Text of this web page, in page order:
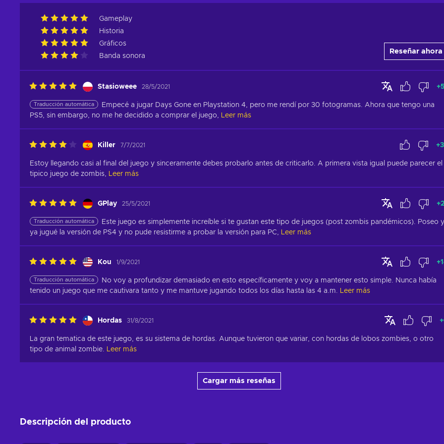
Gameplay
Historia
Gráficos
Banda sonora
Reseñar ahora
Stasioweee 28/5/2021 +
Traducción automática
Empecé a jugar Days Gone en Playstation 4, pero me rendí por 30 fotogramas. Ahora que tengo una
PS5, sin embargo, no me he decidido a comprar el juego, Leer más
Killer 7/7/2021 +
Estoy llegando casi al final del juego y sinceramente debes probarlo antes de criticarlo. A primera vista igual puede parecer el
tipico juego de zombis, Leer más
GPlay 25/5/2021 +
Traducción automática
Este juego es simplemente increíble si te gustan este tipo de juegos (post zombis pandémicos). Poseo y
ya jugué la versión de PS4 y no pude resistirme a probar la versión para PC, Leer más
Kou 1/9/2021 +
Traducción automática
No voy a profundizar demasiado en esto específicamente y voy a mantener esto simple. Nunca había
tenido un juego que me cautivara tanto y me mantuve jugando todos los días hasta las 4 a.m. Leer más
Hordas 31/8/2021 +
La gran tematica de este juego, es su sistema de hordas. Aunque tuvieron que variar, con hordas de lobos zombies, o otro
tipo de animal zombie. Leer más
Cargar más reseñas
Descripción del producto